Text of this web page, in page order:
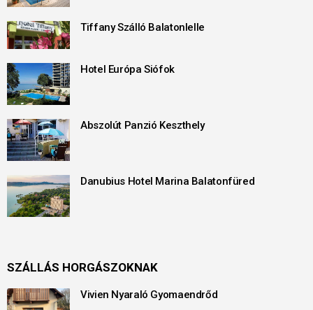
Tiffany Szálló Balatonlelle
Hotel Európa Siófok
Abszolút Panzió Keszthely
Danubius Hotel Marina Balatonfüred
SZÁLLÁS HORGÁSZOKNAK
Vivien Nyaraló Gyomaendrőd